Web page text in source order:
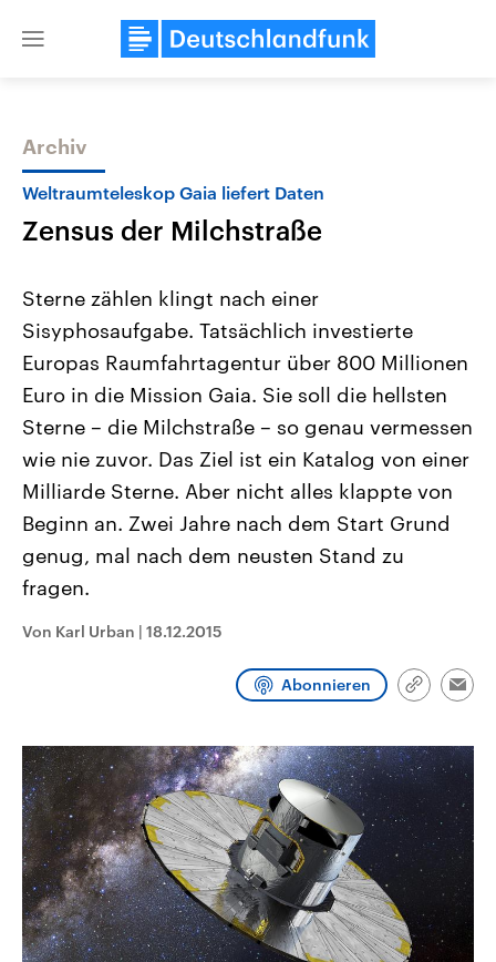
Close
Themen
Landtagswahl Sachsen-Anhalt
2026
Alle Informationen
Sachsen-Anhalt wählt am 6.
September 2026 einen neuen
Bundesland von einer Koalition aus
Umfragen, Prognosen,
Wahlprogramme, aktuelle Berichte
und Hintergründe zu den Parteien
und Kandidaten der anstehenden
Wahl.
USA
Aktuelle Beiträge,
Hintergründe
Wirtschaftlich und
gehören die Vereinigten
den mächtigsten Ländern
mit großem Einfluss auf
Sendungen Programm Podcasts
Archiv
Weltraumteleskop Gaia liefert Daten
Zensus der Milchstraße
Sterne zählen klingt nach einer
Sisyphosaufgabe. Tatsächlich investierte
Europas Raumfahrtagentur über 800 Millionen
Euro in die Mission Gaia. Sie soll die hellsten
Sterne – die Milchstraße – so genau vermessen
wie nie zuvor. Das Ziel ist ein Katalog von einer
Milliarde Sterne. Aber nicht alles klappte von
Beginn an. Zwei Jahre nach dem Start Grund
genug, mal nach dem neusten Stand zu
fragen.
Von Karl Urban | 18.12.2015
Abonnieren
Link